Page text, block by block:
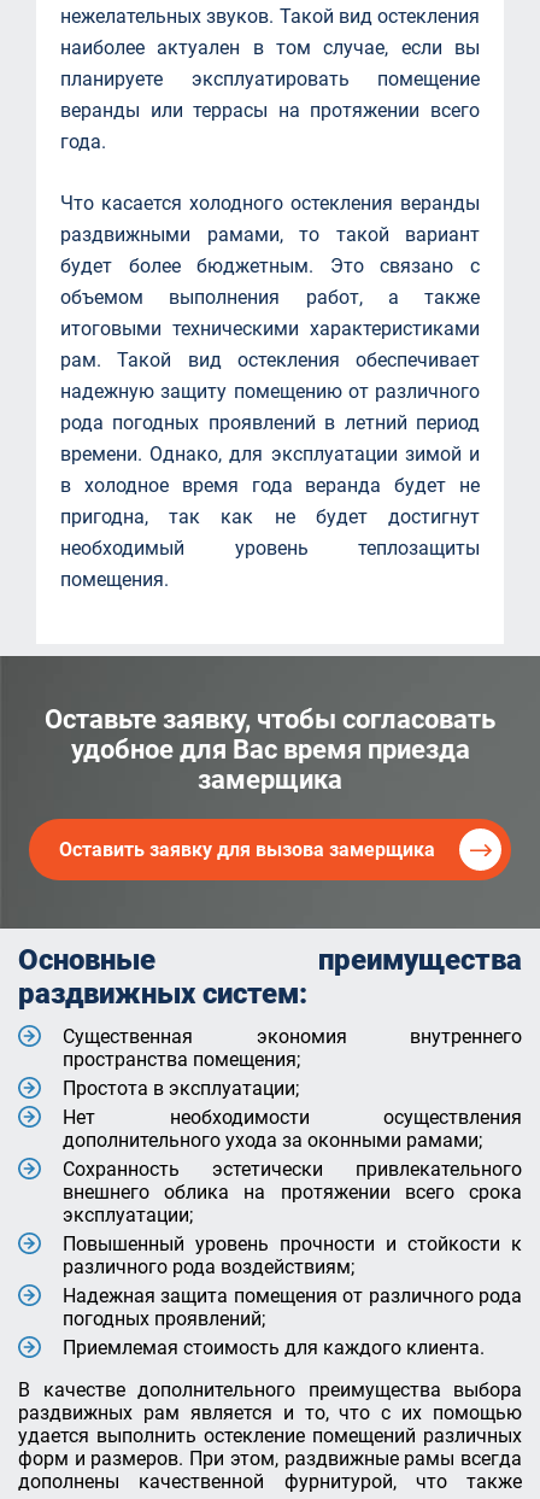
нежелательных звуков. Такой вид остекления
наиболее актуален в том случае, если вы
планируете эксплуатировать помещение
веранды или террасы на протяжении всего
года.
Что касается холодного остекления веранды
раздвижными рамами, то такой вариант
будет более бюджетным. Это связано с
объемом выполнения работ, а также
итоговыми техническими характеристиками
рам. Такой вид остекления обеспечивает
надежную защиту помещению от различного
рода погодных проявлений в летний период
времени. Однако, для эксплуатации зимой и
в холодное время года веранда будет не
пригодна, так как не будет достигнут
необходимый уровень теплозащиты
помещения.
Оставьте заявку, чтобы согласовать
удобное для Вас время приезда
замерщика
Оставить заявку для вызова замерщика
Основные преимущества
раздвижных систем:
Существенная экономия внутреннего
пространства помещения;
Простота в эксплуатации;
Нет необходимости осуществления
дополнительного ухода за оконными рамами;
Сохранность эстетически привлекательного
внешнего облика на протяжении всего срока
эксплуатации;
Повышенный уровень прочности и стойкости к
различного рода воздействиям;
Надежная защита помещения от различного рода
погодных проявлений;
Приемлемая стоимость для каждого клиента.
В качестве дополнительного преимущества выбора
раздвижных рам является и то, что с их помощью
удается выполнить остекление помещений различных
форм и размеров. При этом, раздвижные рамы всегда
дополнены качественной фурнитурой, что также